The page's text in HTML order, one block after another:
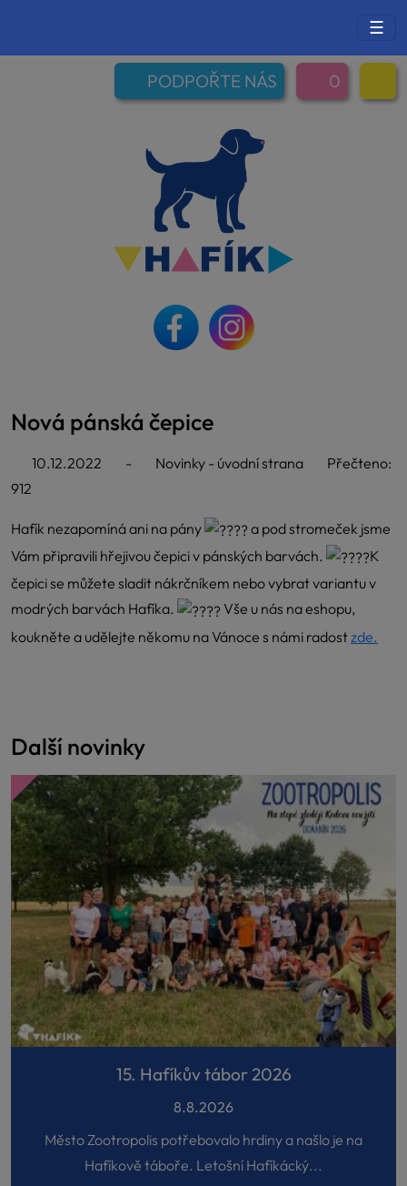
☰
PODPOŘTE NÁS 0
Nová pánská čepice
10.12.2022 - Novinky - úvodní strana
Přečteno:
912
Hafík nezapomíná ani na pány
a pod stromeček jsme
Vám připravili hřejivou čepici v pánských barvách.
K
čepici se můžete sladit nákrčníkem nebo vybrat variantu v
modrých barvách Hafíka.
Vše u nás na eshopu,
koukněte a udělejte někomu na Vánoce s námi radost zde.
Další novinky
15. Hafíkův tábor 2026
8.8.2026
Město Zootropolis potřebovalo hrdiny a našlo je na
Hafíkově táboře. Letošní Hafíkácký...